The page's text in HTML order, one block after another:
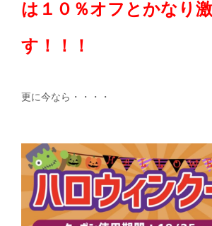
は１０％オフとかなり
す！！！
更に今なら・・・・